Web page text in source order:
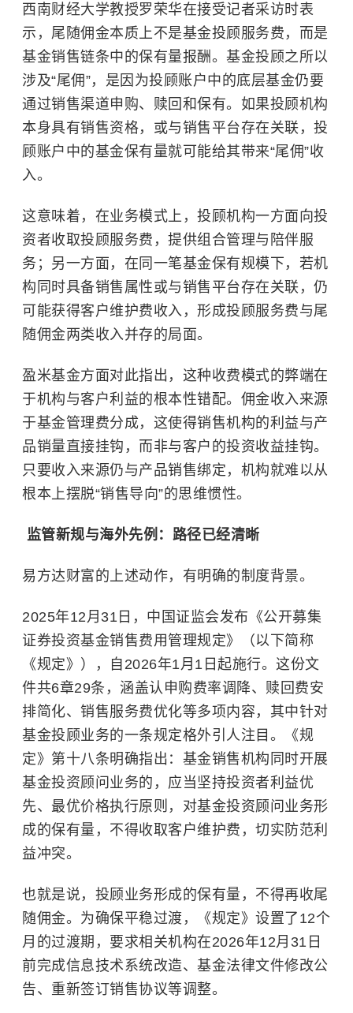
西南财经大学教授罗荣华在接受记者采访时表
示，尾随佣金本质上不是基金投顾服务费，而是
基金销售链条中的保有量报酬。基金投顾之所以
涉及“尾佣”，是因为投顾账户中的底层基金仍要
通过销售渠道申购、赎回和保有。如果投顾机构
本身具有销售资格，或与销售平台存在关联，投
顾账户中的基金保有量就可能给其带来“尾佣”收
入。
这意味着，在业务模式上，投顾机构一方面向投
资者收取投顾服务费，提供组合管理与陪伴服
务；另一方面，在同一笔基金保有规模下，若机
构同时具备销售属性或与销售平台存在关联，仍
可能获得客户维护费收入，形成投顾服务费与尾
随佣金两类收入并存的局面。
盈米基金方面对此指出，这种收费模式的弊端在
于机构与客户利益的根本性错配。佣金收入来源
于基金管理费分成，这使得销售机构的利益与产
品销量直接挂钩，而非与客户的投资收益挂钩。
只要收入来源仍与产品销售绑定，机构就难以从
根本上摆脱“销售导向”的思维惯性。
监管新规与海外先例：路径已经清晰
易方达财富的上述动作，有明确的制度背景。
2025年12月31日，中国证监会发布《公开募集
证券投资基金销售费用管理规定》（以下简称
《规定》），自2026年1月1日起施行。这份文
件共6章29条，涵盖认申购费率调降、赎回费安
排简化、销售服务费优化等多项内容，其中针对
基金投顾业务的一条规定格外引人注目。《规
定》第十八条明确指出：基金销售机构同时开展
基金投资顾问业务的，应当坚持投资者利益优
先、最优价格执行原则，对基金投资顾问业务形
成的保有量，不得收取客户维护费，切实防范利
益冲突。
也就是说，投顾业务形成的保有量，不得再收尾
随佣金。为确保平稳过渡，《规定》设置了12个
月的过渡期，要求相关机构在2026年12月31日
前完成信息技术系统改造、基金法律文件修改公
告、重新签订销售协议等调整。